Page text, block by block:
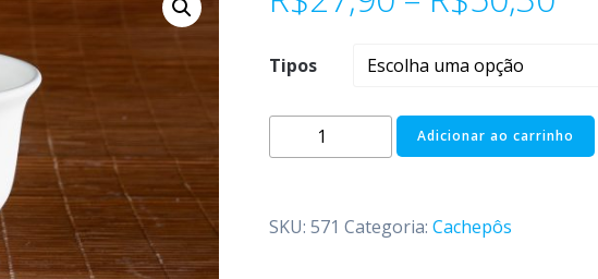
Tipos
Adicionar ao carrinho
SKU: 571 Categoria: Cachepôs